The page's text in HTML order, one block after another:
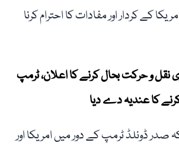
کے کردار اور مفادات کا احترام کرنا
نقل و حرکت بحال کرنے کا اعلان، ٹرمپ
کا عندیہ دے دیا
صدر ڈونلڈ ٹرمپ کے دور میں امریکا اور